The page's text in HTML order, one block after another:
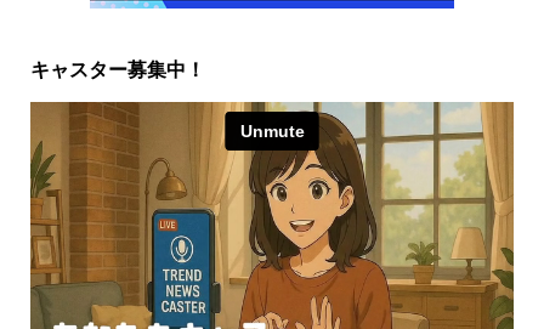
キャスター募集中！